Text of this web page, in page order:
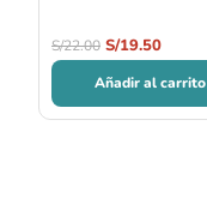
S/22.00 S/19.50
Añadir al carrito